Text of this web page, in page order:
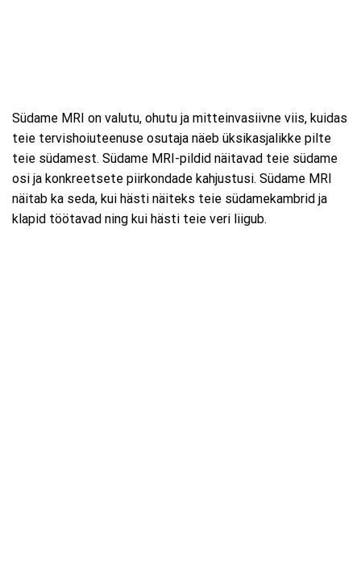
Südame MRI on valutu, ohutu ja mitteinvasiivne viis, kuidas
teie tervishoiuteenuse osutaja näeb üksikasjalikke pilte
teie südamest. Südame MRI-pildid näitavad teie südame
osi ja konkreetsete piirkondade kahjustusi. Südame MRI
näitab ka seda, kui hästi näiteks teie südamekambrid ja
klapid töötavad ning kui hästi teie veri liigub.